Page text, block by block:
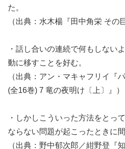
た。
（出典：水木楊『田中角栄 その
・話し合いの連続で何もしないよ
動に移すことを好む。
（出典：アン・マキャフリイ『
(全16巻) 7 竜の夜明け〔上〕』）
・しかしこういった方法をとって
ならない問題が起こったときに間
（出典：野中郁次郎／紺野登『